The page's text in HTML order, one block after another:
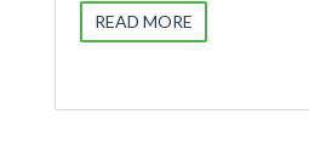
READ MORE